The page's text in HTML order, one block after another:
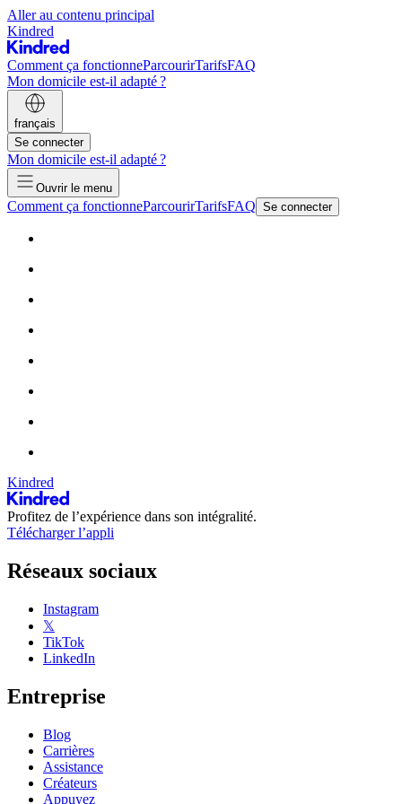
Aller au contenu principal
Kindred
Comment ça fonctionneParcourirTarifsFAQ
Mon domicile est-il adapté ?
français
Se connecter
Mon domicile est-il adapté ?
Ouvrir le menu
Comment ça fonctionneParcourirTarifsFAQ Se connecter
Kindred
Profitez de l’expérience dans son intégralité.
Télécharger l’appli
Réseaux sociaux
Instagram
𝕏
TikTok
LinkedIn
Entreprise
Blog
Carrières
Assistance
Créateurs
Appuyez